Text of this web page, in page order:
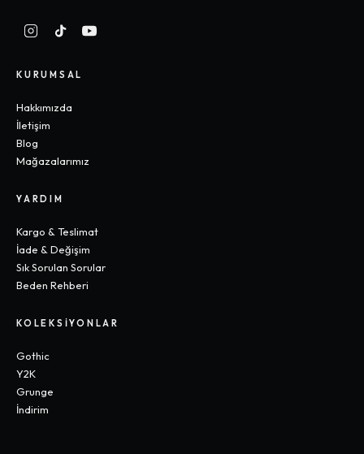
KURUMSAL
Hakkımızda
İletişim
Blog
Mağazalarımız
YARDIM
Kargo & Teslimat
İade & Değişim
Sık Sorulan Sorular
Beden Rehberi
KOLEKSIYONLAR
Gothic
Y2K
Grunge
İndirim